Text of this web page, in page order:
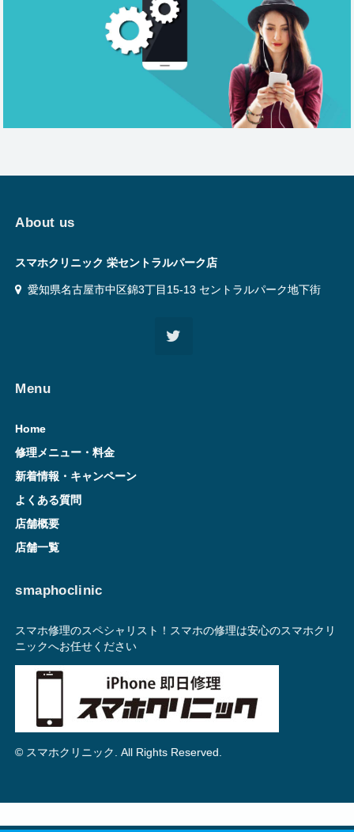
About us
スマホクリニック 栄セントラルパーク店
愛知県名古屋市中区錦3丁目15-13 セントラルパーク地下街
Menu
Home
修理メニュー・料金
新着情報・キャンペーン
よくある質問
店舗概要
店舗一覧
smaphoclinic
スマホ修理のスペシャリスト！スマホの修理は安心のスマホクリ
ニックへお任せください
© スマホクリニック. All Rights Reserved.